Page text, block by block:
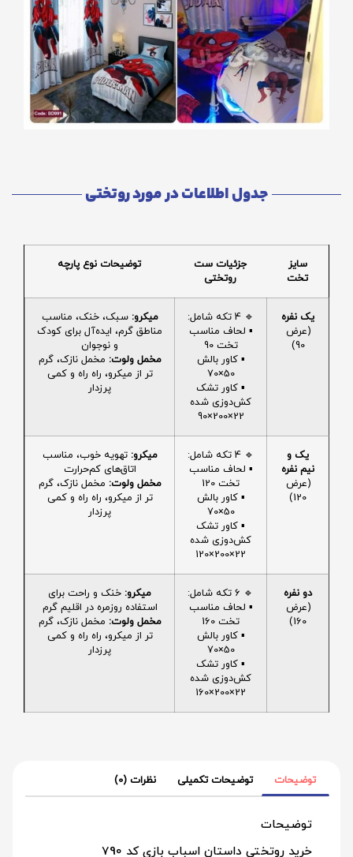
جدول اطلاعات در مورد روتختی
سایز
تخت
جزئیات ست
روتختی
توضیحات نوع پارچه
یک نفره
(عرض
90)
🔹 4 تکه شامل:
▪️ لحاف مناسب
تخت 90
▪️ کاور بالش
50×70
▪️ کاور تشک
کش‌دوزی شده
22×200×90
میکرو: سبک، خنک، مناسب
مناطق گرم، ایده‌آل برای کودک
و نوجوان
مخمل ولوت: مخمل نازک، گرم
تر از میکرو، راه راه و کمی
پرزدار
یک و
نیم نفره
(عرض
120)
🔹 4 تکه شامل:
▪️ لحاف مناسب
تخت 120
▪️ کاور بالش
50×70
▪️ کاور تشک
کش‌دوزی شده
22×200×120
میکرو: تهویه خوب، مناسب
اتاق‌های کم‌حرارت
مخمل ولوت: مخمل نازک، گرم
تر از میکرو، راه راه و کمی
پرزدار
دو نفره
(عرض
160)
🔹 6 تکه شامل:
▪️ لحاف مناسب
تخت 160
▪️ کاور بالش
50×70
▪️ کاور تشک
کش‌دوزی شده
22×200×160
میکرو: خنک و راحت برای
استفاده روزمره در اقلیم گرم
مخمل ولوت: مخمل نازک، گرم
تر از میکرو، راه راه و کمی
پرزدار
توضیحات توضیحات تکمیلی نظرات (0)
توضیحات
خرید روتختی داستان اسباب بازی کد 790